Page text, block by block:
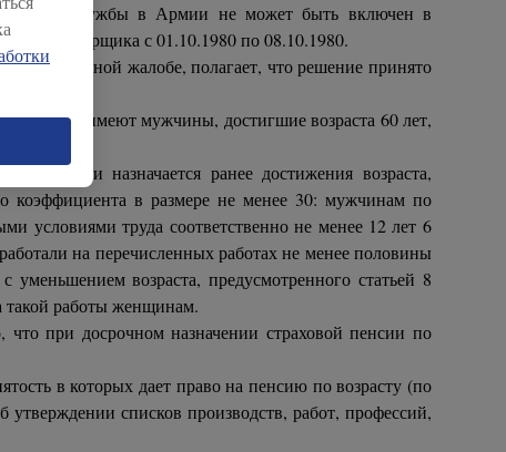
Период службы в Армии не может быть включен в
с 01.10.1980 по 08.10.1980.
жалобе, полагает, что решение принято
имеют мужчины, достигшие возраста 60 лет,
старости назначается ранее достижения возраста,
коэффициента в размере не менее 30: мужчинам по
условиями труда соответственно не менее 12 лет 6
на перечисленных работах не менее половины
уменьшением возраста, предусмотренного статьей 8
такой работы женщинам.
при досрочном назначении страховой пенсии по
в которых дает право на пенсию по возрасту (по
списков производств, работ, профессий,